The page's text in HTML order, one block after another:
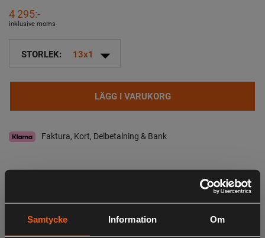
Samtycke Information Om
4 295:-
inklusive moms
STORLEK: 13x1 arrow_drop_down
LÄGG I VARUKORG
Faktura, Kort, Delbetalning & Bank
Observera att webshopens lager inte alltid gäller för butiken i Lagan. Vänligen
tag kontakt med oss för aktuell lagerstatus i butik